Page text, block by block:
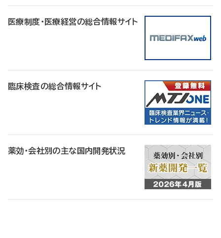
医療制度・医療経営の総合情報サイト
臨床検査の総合情報サイト
薬効・会社別の主な国内開発状況